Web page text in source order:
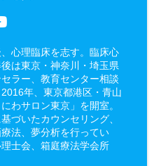
心理臨床を志す。臨床心
は東京・神奈川・埼玉県
ラー、教育センター相談
年、東京都港区・青山
わサロン東京」を開室。
づいたカウンセリング、
法、夢分析を行ってい
士会、箱庭療法学会所